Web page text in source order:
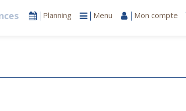
Planning Menu Mon compte